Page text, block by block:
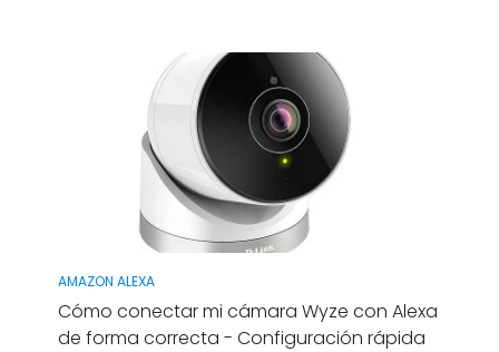
AMAZON ALEXA
Cómo conectar mi cámara Wyze con Alexa
de forma correcta - Configuración rápida